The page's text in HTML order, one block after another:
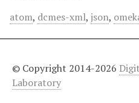
atom, dcmes-xml, json,
© Copyright 2014-2026
Laboratory